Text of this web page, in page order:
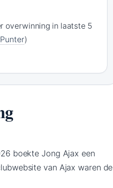
overwinning in laatste 5
)
boekte Jong Ajax een
van Ajax waren de